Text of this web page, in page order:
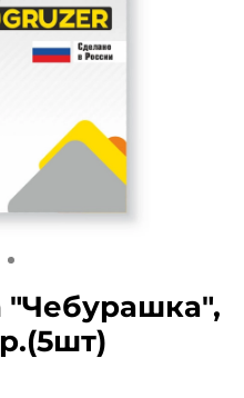
"Чебурашка",